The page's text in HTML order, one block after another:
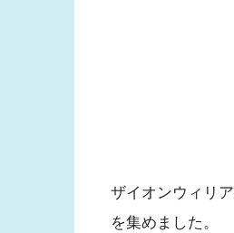
ザイオンウィリ
を集めました。